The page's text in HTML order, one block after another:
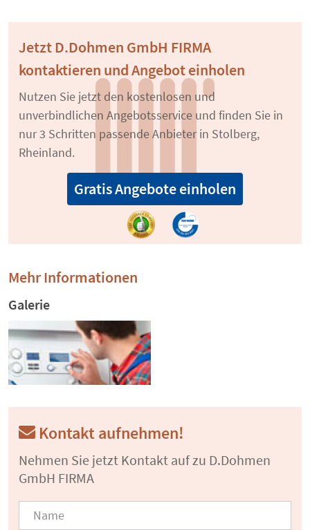
Jetzt D.Dohmen GmbH FIRMA
kontaktieren und Angebot einholen
Nutzen Sie jetzt den kostenlosen und
unverbindlichen Angebotsservice und finden Sie in
nur 3 Schritten passende Anbieter in Stolberg,
Rheinland.
Gratis Angebote einholen
Mehr Informationen
Galerie
Kontakt aufnehmen!
Nehmen Sie jetzt Kontakt auf zu D.Dohmen
GmbH FIRMA